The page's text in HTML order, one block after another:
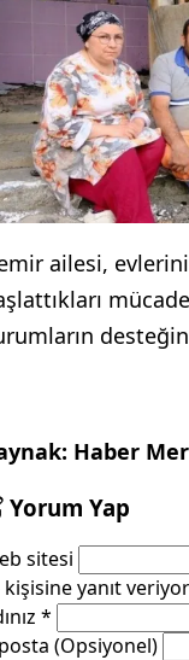
ailesi,
Haber
Yorum Yap
sitesi
kişisine yanıt
*
(Opsiyonel)